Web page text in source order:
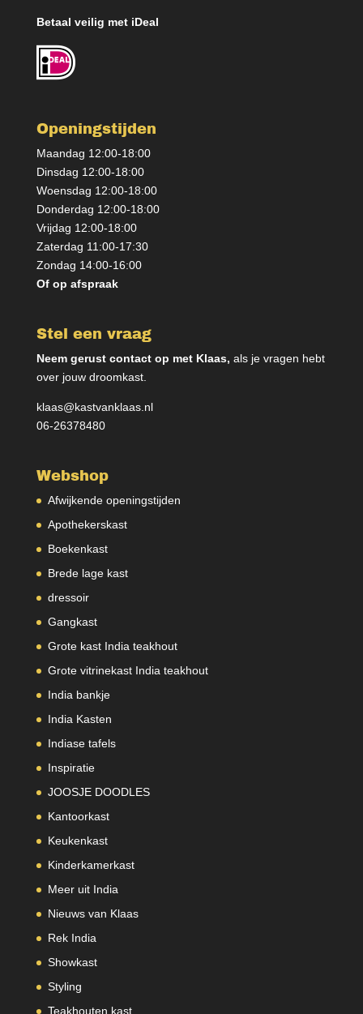
Betaal veilig met iDeal
Openingstijden
Maandag 12:00-18:00
Dinsdag 12:00-18:00
Woensdag 12:00-18:00
Donderdag 12:00-18:00
Vrijdag 12:00-18:00
Zaterdag 11:00-17:30
Zondag 14:00-16:00
Of op afspraak
Stel een vraag
Neem gerust contact op met Klaas, als je vragen hebt
over jouw droomkast.
klaas@kastvanklaas.nl
06-26378480
Webshop
Afwijkende openingstijden
Apothekerskast
Boekenkast
Brede lage kast
dressoir
Gangkast
Grote kast India teakhout
Grote vitrinekast India teakhout
India bankje
India Kasten
Indiase tafels
Inspiratie
JOOSJE DOODLES
Kantoorkast
Keukenkast
Kinderkamerkast
Meer uit India
Nieuws van Klaas
Rek India
Showkast
Styling
Teakhouten kast